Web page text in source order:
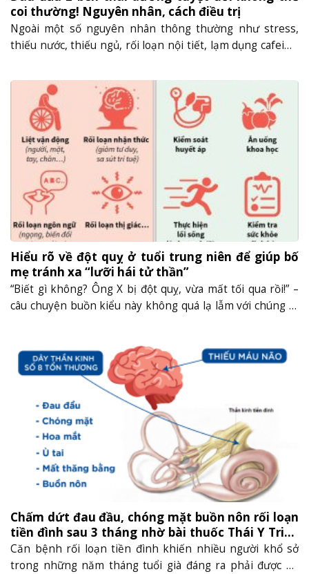
coi thường! Nguyên nhân, cách điều trị
Ngoài một số nguyên nhân thông thường như stress,
thiếu nước, thiếu ngủ, rối loạn nội tiết, lạm dụng cafein…
các nguyên nhân bệnh lý hết sức nguy hiểm. Vậy nên, xin
chớ coi thường triệu chứng này. Một số nguyên nhân......
Hiểu rõ về đột quỵ ở tuổi trung niên để giúp bố
mẹ tránh xa “lưỡi hái tử thần”
“Biết gì không? Ông X bị đột quỵ, vừa mất tối qua rồi!” –
câu chuyện buồn kiểu này không quá lạ lẫm với chúng ta
trước cả bệnh tim. Đột quỵ ở......
Chấm dứt đau đầu, chóng mặt buồn nôn rối loạn
tiền đình sau 3 tháng nhờ bài thuốc Thái Y Triều
Nguyễn
Căn bệnh rối loạn tiền đình khiến nhiều người khổ sở
trong những năm tháng tuổi già đáng ra phải được an